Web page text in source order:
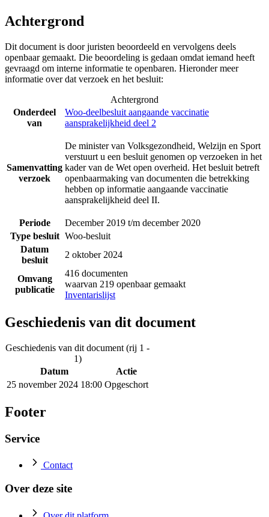
Achtergrond
Dit document is door juristen beoordeeld en vervolgens deels
openbaar gemaakt. Die beoordeling is gedaan omdat iemand heeft
gevraagd om interne informatie te openbaren. Hieronder meer
informatie over dat verzoek en het besluit:
Achtergrond
Onderdeel
van
Woo-deelbesluit aangaande vaccinatie
aansprakelijkheid deel 2
Samenvatting
verzoek
De minister van Volksgezondheid, Welzijn en Sport
verstuurt u een besluit genomen op verzoeken in het
kader van de Wet open overheid. Het besluit betreft
openbaarmaking van documenten die betrekking
hebben op informatie aangaande vaccinatie
aansprakelijkheid deel II.
Periode
December 2019 t/m december 2020
Type besluit Woo-besluit
Datum
besluit
2 oktober 2024
Omvang
publicatie
416 documenten
waarvan 219 openbaar gemaakt
Inventarislijst
Geschiedenis van dit document
Geschiedenis van dit document (rij 1 -
1)
Datum
Actie
25 november 2024 18:00 Opgeschort
Footer
Service
Contact
Over deze site